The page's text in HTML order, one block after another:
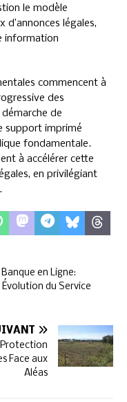
le modèle
légales,
information
commencent à
des
de
support imprimé
fondamentale.
à accélérer cette
en privilégiant
en Ligne:
du Service
Protection
Face aux
Aléas